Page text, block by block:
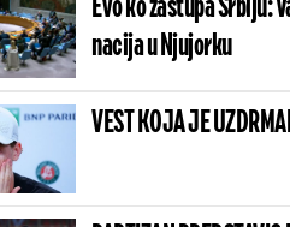
Evo ko zastupa Srbiju:
nacija u Njujorku
VEST KOJA JE